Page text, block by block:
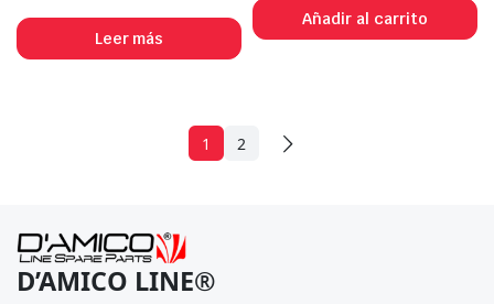
Leer más
Añadir al carrito
1 2
D’AMICO LINE®